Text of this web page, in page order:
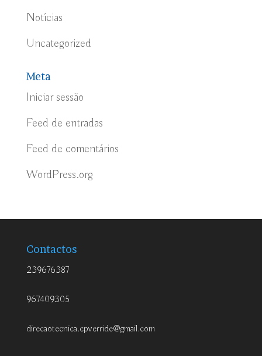
Notícias
Uncategorized
Meta
Iniciar sessão
Feed de entradas
Feed de comentários
WordPress.org
Contactos
239676387
967409305
direcaotecnica.cpverride@gmail.com